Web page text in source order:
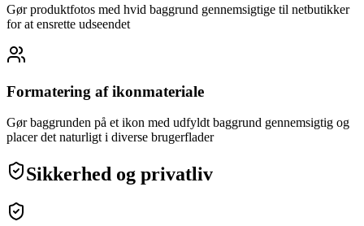
Gør produktfotos med hvid baggrund gennemsigtige til netbutikker
for at ensrette udseendet
Formatering af ikonmateriale
Gør baggrunden på et ikon med udfyldt baggrund gennemsigtig og
placer det naturligt i diverse brugerflader
Sikkerhed og privatliv